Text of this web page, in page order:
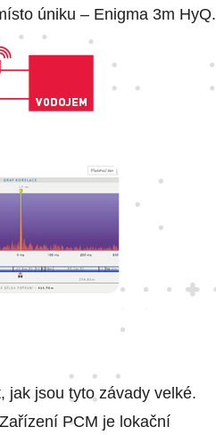
úniku – Enigma 3m HyQ.
jak jsou tyto závady velké.
PCM je lokační